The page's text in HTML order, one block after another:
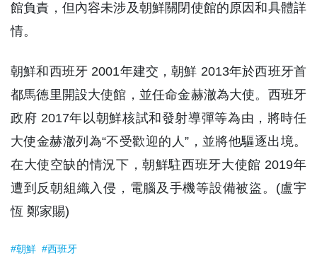
館負責，但內容未涉及朝鮮關閉使館的原因和具體詳
情。
朝鮮和西班牙 2001年建交，朝鮮 2013年於西班牙首
都馬德里開設大使館，並任命金赫澈為大使。西班牙
政府 2017年以朝鮮核試和發射導彈等為由，將時任
大使金赫澈列為“不受歡迎的人”，並將他驅逐出境。
在大使空缺的情況下，朝鮮駐西班牙大使館 2019年
遭到反朝組織入侵，電腦及手機等設備被盜。(盧宇
恆 鄭家賜)
#朝鮮 #西班牙